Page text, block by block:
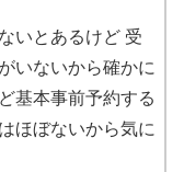
いとあるけど 受
いないから確かに
基本事前予約する
ほぼないから気に